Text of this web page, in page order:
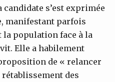
candidate s’est exprimée
manifestant parfois
population face à la
Elle a habilement
de « relancer
rétablissement des